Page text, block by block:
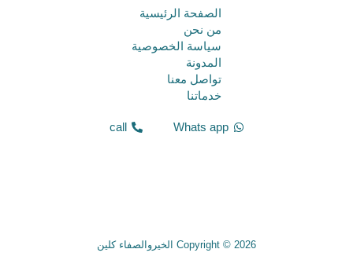
الصفحة الرئيسية
من نحن
سياسة الخصوصية
المدونة
تواصل معنا
خدماتنا
Whats app
call
Copyright © 2026 الخيروالصفاء كلين